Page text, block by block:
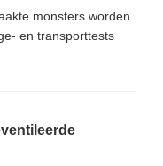
monsters worden
en transporttests